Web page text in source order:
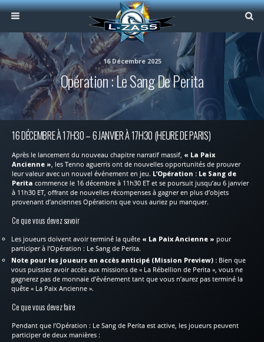
16 Décembre 2025
Opération : Le Sang De Perita
16 DÉCEMBRE À 17H30 – 6 JANVIER À 17H30 (HEURE DE PARIS)
Après le lancement du nouveau chapitre narratif massif, « La Paix
Ancienne », les Tenno aguerris ont de nouvelles opportunités de prouver
leur valeur avec un nouvel événement en jeu. L’Opération : Le Sang de
Perita commence le 16 décembre à 11h30 ET et se poursuit jusqu’au 6 janvier
à 11h30 ET, offrant de nouvelles récompenses à gagner en plus d’objets
provenant d’anciennes Opérations que vous auriez pu manquer.
Ce que vous devez savoir
Les joueurs doivent avoir terminé la quête « La Paix Ancienne » pour
participer à l’Opération : Le Sang de Perita.
Note pour les joueurs en accès anticipé (Mission Preview) : Bien que
vous puissiez avoir accès aux missions de « La Rébellion de Perita », vous ne
gagnerez pas de monnaie d’événement tant que vous n’aurez pas terminé la
quête « La Paix Ancienne ».
Ce que vous devez faire
Pendant que l’Opération : Le Sang de Perita est active, les joueurs peuvent
participer de deux manières :